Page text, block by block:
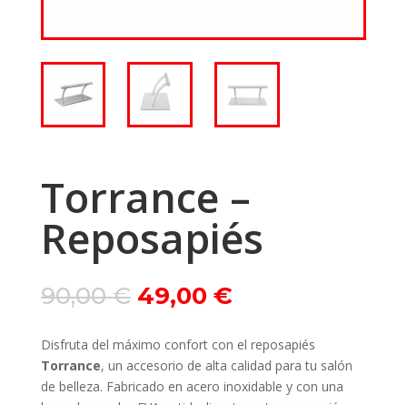
Torrance –
Reposapiés
90,00€ Le
prix
initial
était :
90,00 €.
49,00 €Le
actuel
est :
49,00 €.
Disfruta del máximo confort con el reposapiés
Torrance, un accesorio de alta calidad para tu salón
de belleza. Fabricado en acero inoxidable y con una